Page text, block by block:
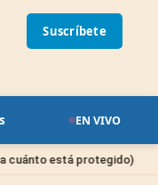
Suscríbete
EN VIVO
Sin